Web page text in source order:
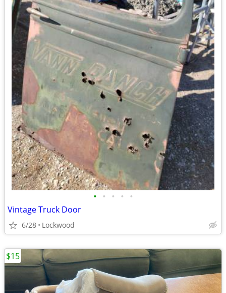
• • • • •
Vintage Truck Door
6/28 Lockwood
$15